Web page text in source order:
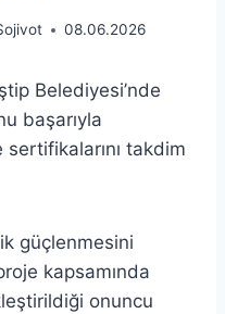
08.06.2026
Belediyesi’nde
başarıyla
takdim
güçlenmesini
kapsamında
onuncu